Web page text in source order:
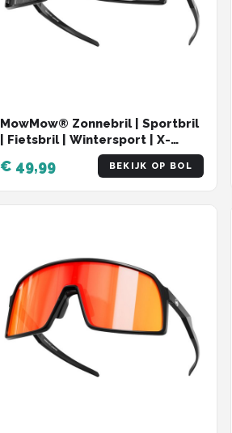
MowMow® Zonnebril | Sportbril
| Fietsbril | Wintersport | X-
CelLens | VIKING-001
€ 49,99 BEKIJK OP BOL